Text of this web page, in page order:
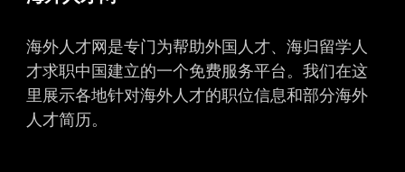
海外人才网是专门为帮助外国人才、海归留学人
才求职中国建立的一个免费服务平台。我们在这
里展示各地针对海外人才的职位信息和部分海外
人才简历。